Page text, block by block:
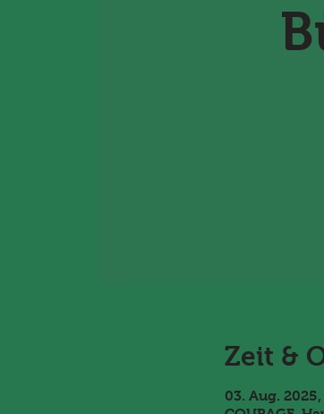
Zeit &
03. Aug.